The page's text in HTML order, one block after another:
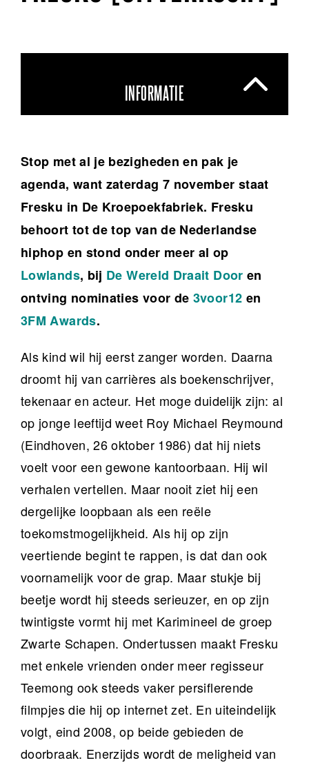
INFORMATIE
Stop met al je bezigheden en pak je
agenda, want zaterdag 7 november staat
Fresku in De Kroepoekfabriek. Fresku
behoort tot de top van de Nederlandse
hiphop en stond onder meer al op
Lowlands, bij De Wereld Draait Door en
ontving nominaties voor de 3voor12 en
3FM Awards.
Als kind wil hij eerst zanger worden. Daarna
droomt hij van carrières als boekenschrijver,
tekenaar en acteur. Het moge duidelijk zijn: al
op jonge leeftijd weet Roy Michael Reymound
(Eindhoven, 26 oktober 1986) dat hij niets
voelt voor een gewone kantoorbaan. Hij wil
verhalen vertellen. Maar nooit ziet hij een
dergelijke loopbaan als een reële
toekomstmogelijkheid. Als hij op zijn
veertiende begint te rappen, is dat dan ook
voornamelijk voor de grap. Maar stukje bij
beetje wordt hij steeds serieuzer, en op zijn
twintigste vormt hij met Karimineel de groep
Zwarte Schapen. Ondertussen maakt Fresku
met enkele vrienden onder meer regisseur
Teemong ook steeds vaker persiflerende
filmpjes die hij op internet zet. En uiteindelijk
volgt, eind 2008, op beide gebieden de
doorbraak. Enerzijds wordt de meligheid van